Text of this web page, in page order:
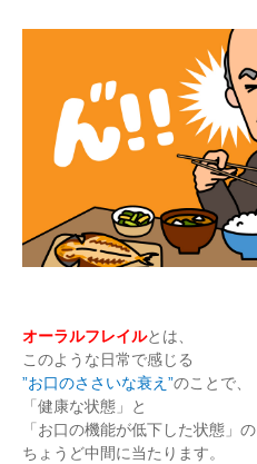
オーラルフレイルとは、
このような日常で感じる
”お口のささいな衰え”のことで、
「健康な状態」と
「お口の機能が低下した状態」の
ちょうど中間に当たります。